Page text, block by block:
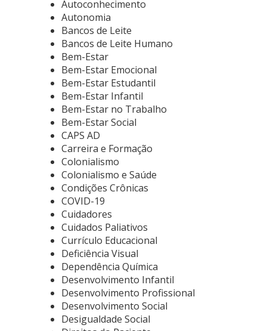
Autoconhecimento
Autonomia
Bancos de Leite
Bancos de Leite Humano
Bem-Estar
Bem-Estar Emocional
Bem-Estar Estudantil
Bem-Estar Infantil
Bem-Estar no Trabalho
Bem-Estar Social
CAPS AD
Carreira e Formação
Colonialismo
Colonialismo e Saúde
Condições Crônicas
COVID-19
Cuidadores
Cuidados Paliativos
Currículo Educacional
Deficiência Visual
Dependência Química
Desenvolvimento Infantil
Desenvolvimento Profissional
Desenvolvimento Social
Desigualdade Social